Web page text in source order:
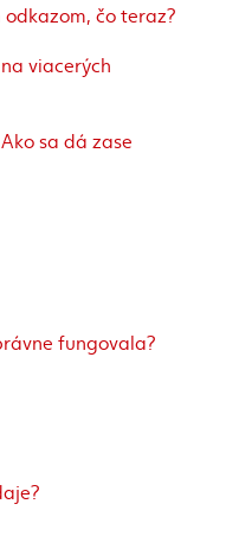
čo teraz?
viacerých
sa dá zase
fungovala?